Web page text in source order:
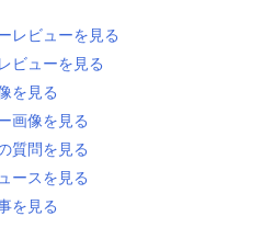
レビューを見る
ビューを見る
を見る
画像を見る
質問を見る
ースを見る
を見る